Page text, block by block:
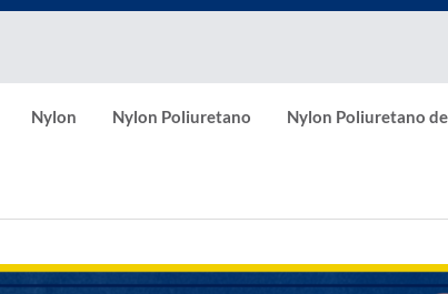
Nylon Nylon Poliuretano Nylon Poliuretano